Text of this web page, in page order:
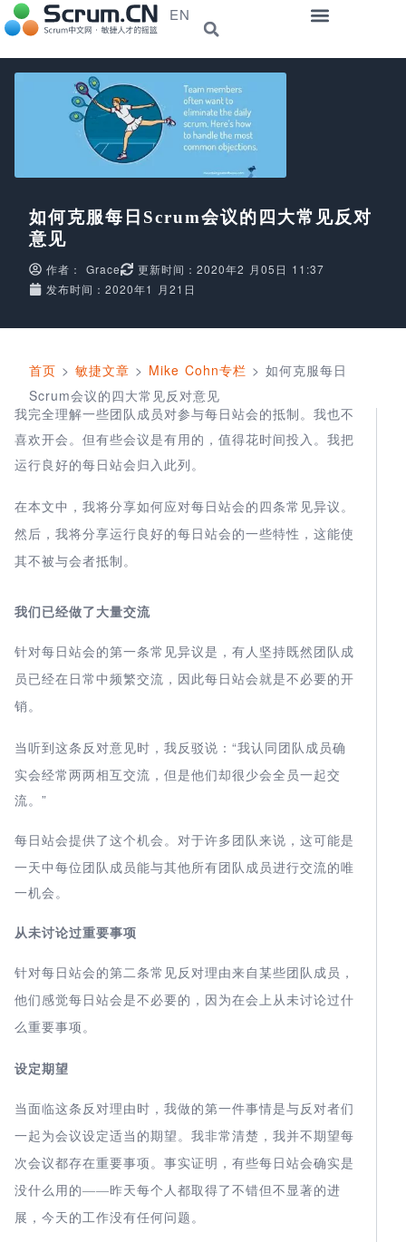
EN
如何克服每日Scrum会议的四大常见反对
意见
作者： Grace
更新时间：2020年2 月05日 11:37
发布时间：2020年1 月21日
首页 > 敏捷文章 > Mike Cohn专栏 > 如何克服每日
Scrum会议的四大常见反对意见
我完全理解一些团队成员对参与每日站会的抵制。我也不
喜欢开会。但有些会议是有用的，值得花时间投入。我把
运行良好的每日站会 归入此列 。
在本文中，我将分享如何应对每日站会 的四条常见异议。
然后，我将分享运行良好的每日站会 的一些特性，这能使
其不被与会者抵制。
我们已经做了大量交流
针对每日站会 的第一条常见异议是，有人坚持既然团队成
员已经在日常中频繁交流， 因此每日站会就是不必要的开
销 。
当听到这条反对意见时，我 反驳说： “我认同团队成员确
实会经常两两相互交流，但是他们却很少会全员一起交
流。”
每日站会提供了这个机会。对于许多团队来说，这可能是
一天中每位团队成员能与其他所有团队成员进行交流的唯
一机会。
从未讨论过重要事项
针对每日站会 的第 二条常见反对理由来自某些团队成员，
他们感觉每日站会 是不必要的，因为在会上从未讨论过什
么重要事项。
设定期望
当面临这条反对理由时，我做的第一件事情是与反对者们
一起为会议设定适当的期望。我非常清楚，我并不期望每
次会议都存在重要事项。事实证明，有些每日站会确实是
没什么用的——昨天每个人都取得了不错但不显著的进
展，今天的工作没有任何问题。